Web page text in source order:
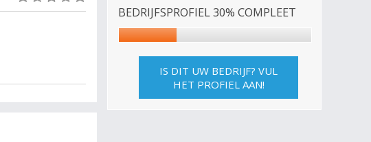
BEDRIJFSPROFIEL 30% COMPLEET
IS DIT UW BEDRIJF? VUL
HET PROFIEL AAN!